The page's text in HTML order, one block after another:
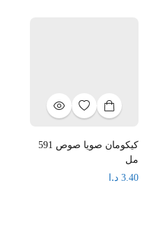
كيكومان صويا صوص 591
مل
3.40 د.ا